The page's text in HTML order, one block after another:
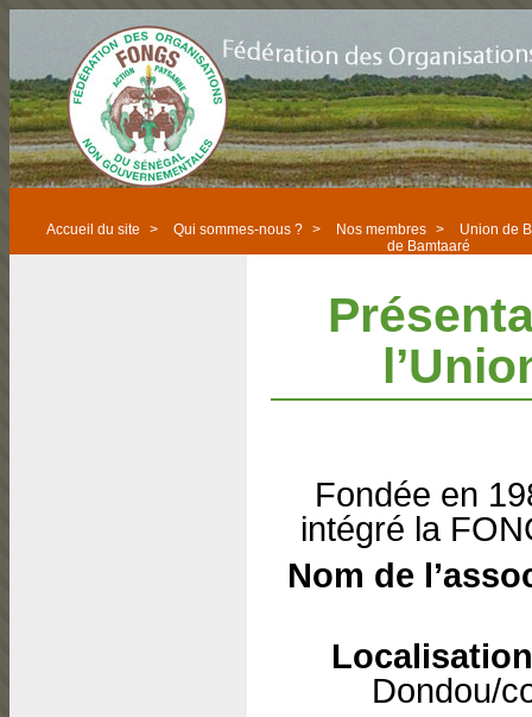
Accueil du site > Qui sommes-nous ? > Nos membres >
Union de
de Bamtaaré
Fondée en
intégré la
Nom de
Dondou/